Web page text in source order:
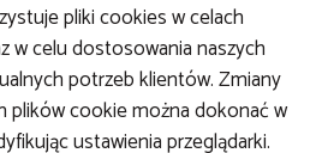
KUP SPRZEDAJ
pliki cookies w celach
w celu dostosowania naszych
potrzeb klientów. Zmiany
plików cookie można dokonać w
ustawienia przeglądarki.